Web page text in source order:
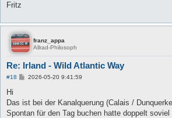
Fritz
franz_appa
Allrad-Philosoph
Re: Irland - Wild Atlantic Way
#18
B
r
a
2026-05-20 9:41:59
Hi
Das ist bei der Kanalquerung (Calais /
Spontan für den Tag buchen hatte doppelt